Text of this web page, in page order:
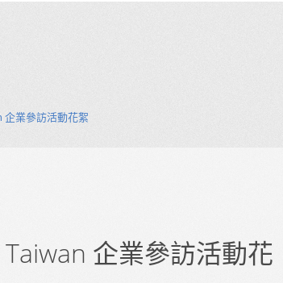
企業參訪活動花絮
企業參訪活動花